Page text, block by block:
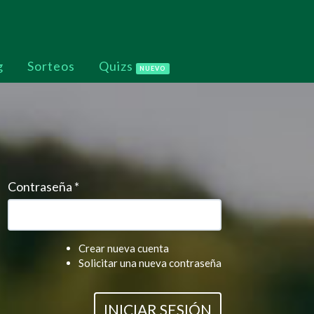
Sorteos Quizs NUEVO
Contraseña *
Crear nueva cuenta
Solicitar una nueva contraseña
INICIAR SESIÓN